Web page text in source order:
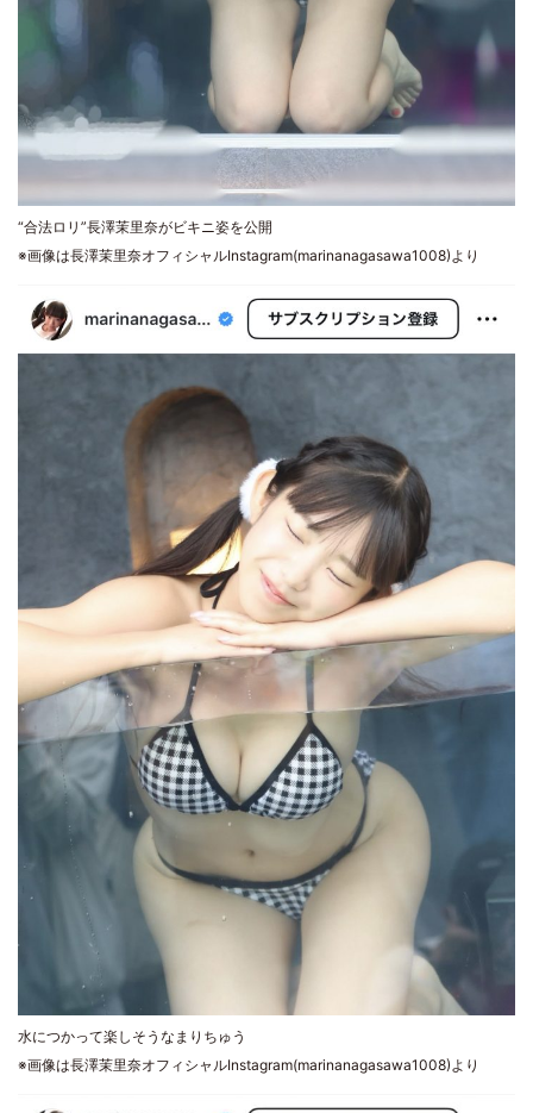
“合法ロリ”長澤茉里奈がビキニ姿を公開
※画像は長澤茉里奈オフィシャルInstagram(marinanagasawa1008)より
水につかって楽しそうなまりちゅう
※画像は長澤茉里奈オフィシャルInstagram(marinanagasawa1008)より